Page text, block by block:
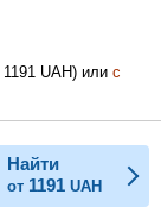
Июль
1191 UAH) или с
Найти
от 1191 UAH